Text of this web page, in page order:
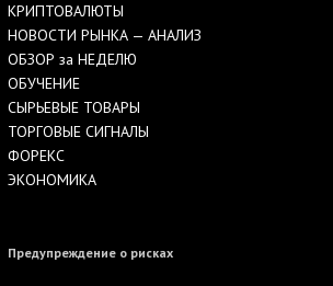
КРИПТОВАЛЮТЫ
НОВОСТИ РЫНКА — АНАЛИЗ
ОБЗОР за НЕДЕЛЮ
ОБУЧЕНИЕ
СЫРЬЕВЫЕ ТОВАРЫ
ТОРГОВЫЕ СИГНАЛЫ
ФОРЕКС
ЭКОНОМИКА
Предупреждение о рисках